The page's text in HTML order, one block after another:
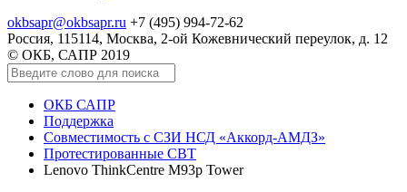
okbsapr@okbsapr.ru +7 (495) 994-72-62
Россия, 115114, Москва, 2-ой Кожевнический переулок, д. 12
© ОКБ, САПР 2019
ОКБ САПР
Поддержка
Совместимость с СЗИ НСД «Аккорд-АМДЗ»
Протестированные СВТ
Lenovo ThinkCentre M93p Tower